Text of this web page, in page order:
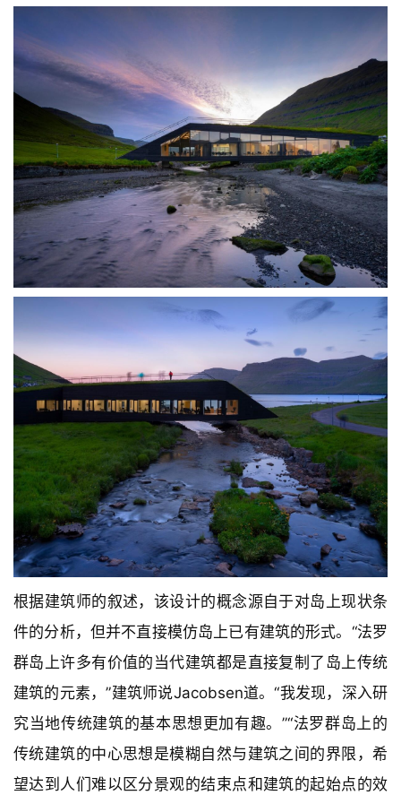
根据建筑师的叙述，该设计的概念源自于对岛上现状条
件的分析，但并不直接模仿岛上已有建筑的形式。“法罗
群岛上许多有价值的当代建筑都是直接复制了岛上传统
建筑的元素，”建筑师说Jacobsen道。“我发现，深入研
究当地传统建筑的基本思想更加有趣。”“法罗群岛上的
传统建筑的中心思想是模糊自然与建筑之间的界限，希
望达到人们难以区分景观的结束点和建筑的起始点的效